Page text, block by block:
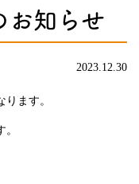
お知らせ
2023.12.30
ます。